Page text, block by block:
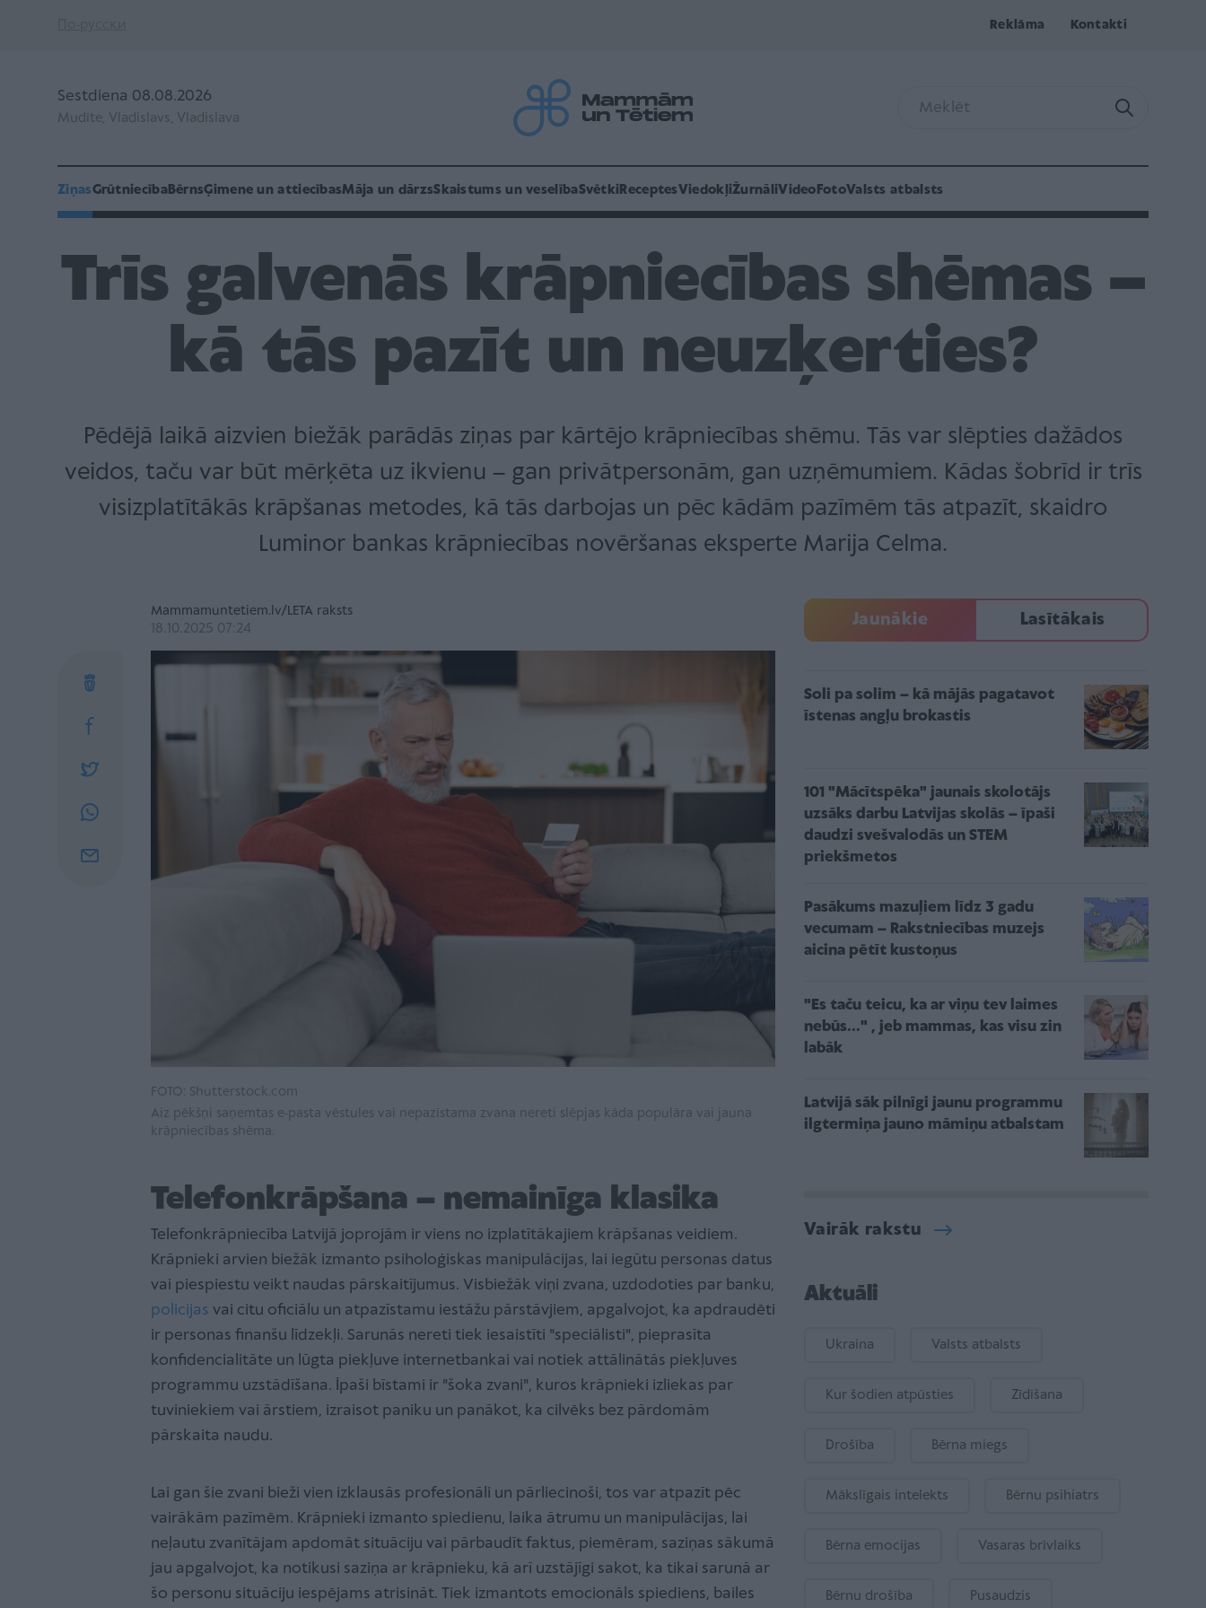
Reklāma Kontakti
Sestdiena 08.08.2026
Mudīte, Vladislavs, Vladislava
ZiņasGrūtniecībaBērnsĢimene un attiecībasMāja un dārzsSkaistums un veselībaSvētki ReceptesViedokļiŽurnāliVideo FotoValsts atbalsts
Trīs galvenās krāpniecības shēmas –
kā tās pazīt un neuzķerties?
Pēdējā laikā aizvien biežāk parādās ziņas par kārtējo krāpniecības shēmu. Tās var slēpties dažādos
veidos, taču var būt mērķēta uz ikvienu – gan privātpersonām, gan uzņēmumiem. Kādas šobrīd ir trīs
visizplatītākās krāpšanas metodes, kā tās darbojas un pēc kādām pazīmēm tās atpazīt, skaidro
Luminor bankas krāpniecības novēršanas eksperte Marija Celma.
Mammamuntetiem.lv/LETA raksts
18.10.2025 07:24
FOTO: Shutterstock.com
Aiz pēkšņi saņemtas e‑pasta vēstules vai nepazīstama zvana nereti slēpjas kāda populāra vai jauna
krāpniecības shēma.
Telefonkrāpšana – nemainīga klasika
Telefonkrāpniecība Latvijā joprojām ir viens no izplatītākajiem krāpšanas veidiem.
Krāpnieki arvien biežāk izmanto psiholoģiskas manipulācijas, lai iegūtu personas datus
vai piespiestu veikt naudas pārskaitījumus. Visbiežāk viņi zvana, uzdodoties par banku,
policijas vai citu oficiālu un atpazīstamu iestāžu pārstāvjiem, apgalvojot, ka apdraudēti
ir personas finanšu līdzekļi. Sarunās nereti tiek iesaistīti "speciālisti", pieprasīta
konfidencialitāte un lūgta piekļuve internetbankai vai notiek attālinātās piekļuves
programmu uzstādīšana. Īpaši bīstami ir "šoka zvani", kuros krāpnieki izliekas par
tuviniekiem vai ārstiem, izraisot paniku un panākot, ka cilvēks bez pārdomām
pārskaita naudu.
Lai gan šie zvani bieži vien izklausās profesionāli un pārliecinoši, tos var atpazīt pēc
vairākām pazīmēm. Krāpnieki izmanto spiedienu, laika ātrumu un manipulācijas, lai
neļautu zvanītājam apdomāt situāciju vai pārbaudīt faktus, piemēram, saziņas sākumā
jau apgalvojot, ka notikusi saziņa ar krāpnieku, kā arī uzstājīgi sakot, ka tikai sarunā ar
šo personu situāciju iespējams atrisināt. Tiek izmantots emocionāls spiediens, bailes
Jaunākie Lasītākais
Soli pa solim – kā mājās pagatavot
īstenas angļu brokastis
101 "Mācītspēka" jaunais skolotājs
uzsāks darbu Latvijas skolās – īpaši
daudzi svešvalodās un STEM
priekšmetos
Pasākums mazuļiem līdz 3 gadu
vecumam – Rakstniecības muzejs
aicina pētīt kustoņus
"Es taču teicu, ka ar viņu tev laimes
nebūs..." , jeb mammas, kas visu zin
labāk
Latvijā sāk pilnīgi jaunu programmu
ilgtermiņa jauno māmiņu atbalstam
Vairāk rakstu
Aktuāli
Ukraina Valsts atbalsts
Kur šodien atpūsties Zīdīšana
Drošība Bērna miegs
Mākslīgais intelekts Bērnu psihiatrs
Bērna emocijas Vasaras brīvlaiks
Bērnu drošība Pusaudzis